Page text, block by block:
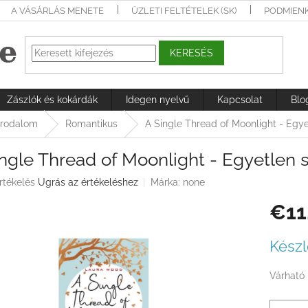
A VÁSÁRLÁS MENETE ÜZLETI FELTÉTELEK (SK)
KERESÉS
Zászlók és kokárdák Idegen nyelvű Kapcsolat
Romantikus A Single Thread of Moonlight -
Thread of Moonlight - Egyetlen
Ugrás az értékeléshez Márka: none
Várható